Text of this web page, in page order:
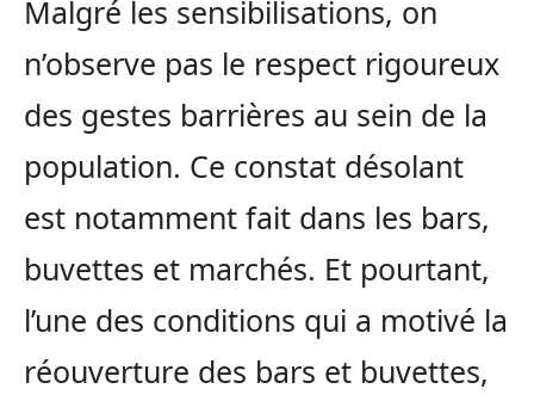
Malgré les sensibilisations, on
n’observe pas le respect rigoureux
des gestes barrières au sein de la
population. Ce constat désolant
est notamment fait dans les bars,
buvettes et marchés. Et pourtant,
l’une des conditions qui a motivé la
réouverture des bars et buvettes,